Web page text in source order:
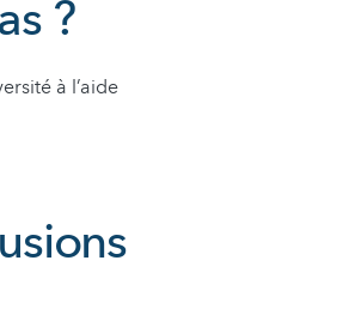
?
à l’aide